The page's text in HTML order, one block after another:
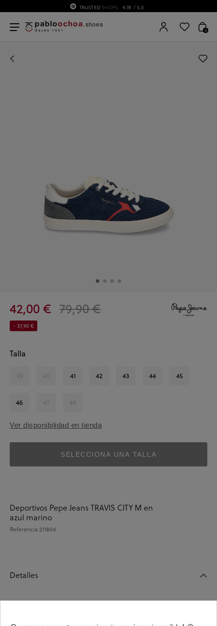
TRUSTED SHOPS 4.78 / 5.0
0
42,00 € 79,90 €
- 37,90 €
Talla
39 40 41 42 43 44 45
46 47 48
Ver disponibilidad en tienda
SELECCIONA UNA TALLA
Deportivos Pepe Jeans TRAVIS CITY M en
azul marino
Referencia211804
Detalles